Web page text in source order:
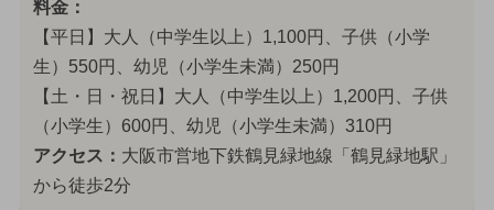
料金：
【平日】大人（中学生以上）1,100円、子供（小学
生）550円、幼児（小学生未満）250円
【土・日・祝日】大人（中学生以上）1,200円、子供
（小学生）600円、幼児（小学生未満）310円
アクセス： 大阪市営地下鉄鶴見緑地線「鶴見緑地駅」
から徒歩2分